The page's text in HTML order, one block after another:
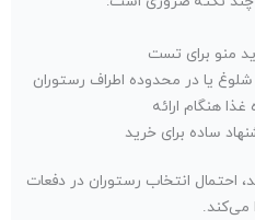
منو برای تست
یا در محدوده اطراف رستوران
هنگام ارائه
ساده برای خرید
احتمال انتخاب رستوران در دفعات
می‌کند.